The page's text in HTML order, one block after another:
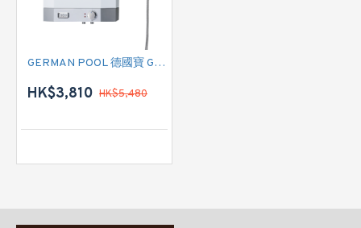
GERMAN POOL 德國寶 GPU-6SSL 中央儲水式(高壓電熱水爐)
HK$3,810 HK$5,480